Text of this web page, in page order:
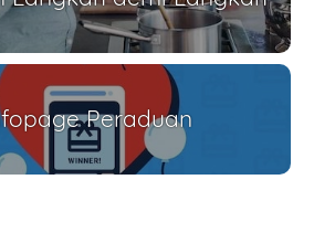
Peraduan